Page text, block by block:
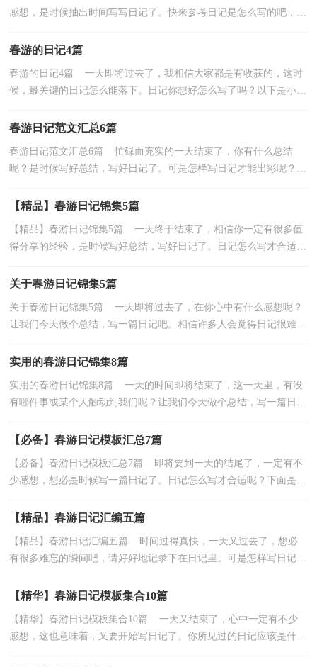
感想，是时候抽出时间写写日记了。快来参考日记是怎么写的吧，下
春游的日记4篇
春游的日记4篇 一天即将过去了，我相信大家都是有收获的，这时
候，最关键的日记怎么能落下。日记你想好怎么写了吗？以下是小编
春游日记范文汇总6篇
春游日记范文汇总6篇 忙碌而充实的一天结束了，你有什么总结
呢？是时候写好总结，写好日记了。可是怎样写日记才能出彩呢？下
【精品】春游日记锦集5篇
【精品】春游日记锦集5篇 一天终于结束了，相信你一定有很多值
得分享的经验，是时候写好总结，写好日记了。日记怎么写才合适
关于春游日记锦集5篇
关于春游日记锦集5篇 一天即将过去了，在你心中有什么感想呢？
让我们今天做个总结，写一篇日记吧。相信许多人会觉得日记很难写
实用的春游日记锦集8篇
实用的春游日记锦集8篇 一天的时间即将结束了，这一天里，有没
有哪件事或某个人触动到我们呢？让我们今天做个总结，写一篇日记
【必备】春游日记模板汇总7篇
【必备】春游日记模板汇总7篇 即将要到一天的结尾了，一定有不
少感想，想必是时候写一篇日记了。日记怎么写才合适呢？下面是小
【精品】春游日记汇编五篇
【精品】春游日记汇编五篇 时间过得真快，一天又过去了，想必
有很多难忘的瞬间吧，请好好地记录下在日记里。可是怎样写日记才
【精华】春游日记模板集合10篇
【精华】春游日记模板集合10篇 一天又结束了，心中一定有不少
感想，这也意味着，又要开始写日记了。你所见过的日记应该是什么